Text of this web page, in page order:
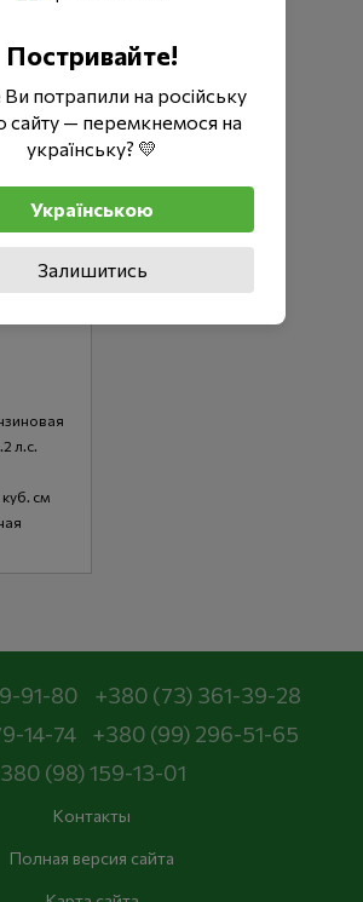
ММ 56,
л.с.
см
91-80
+380 (73) 361-39-28
14-74
+380 (99) 296-51-65
(98) 159-13-01
Контакты
Полная версия сайта
Постривайте!
потрапили на російську
сайту — перемкнемося на
українську? 💛
Українською
Залишитись